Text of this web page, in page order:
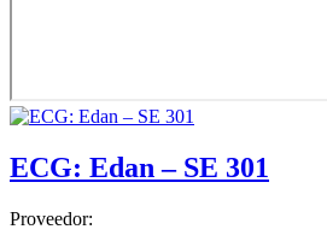
ECG: Edan – SE 301
Proveedor: